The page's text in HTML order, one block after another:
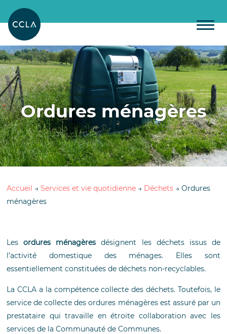
Ordures ménagères
Accueil →Services et vie quotidienne → Déchets →Ordures
ménagères
Lesordures ménagères désignent les déchets issus de
l’activité domestique des ménages. Elles sont
essentiellement constituées de déchets non-recyclables.
La CCLA a la compétence collecte des déchets. Toutefois, le
service de collecte des ordures ménagères est assuré par un
prestataire qui travaille en étroite collaboration avec les
services de la Communauté de Communes.